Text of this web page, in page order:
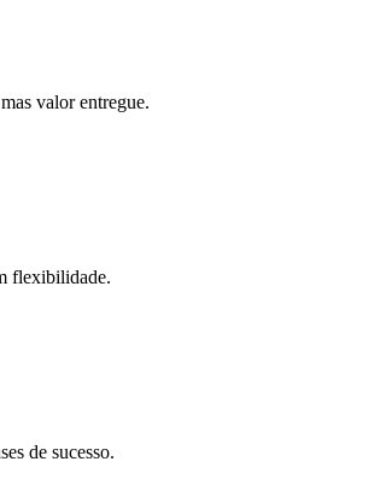
valor entregue.
flexibilidade.
de sucesso.